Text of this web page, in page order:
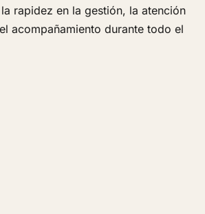
rapidez en la gestión, la atención
acompañamiento durante todo el